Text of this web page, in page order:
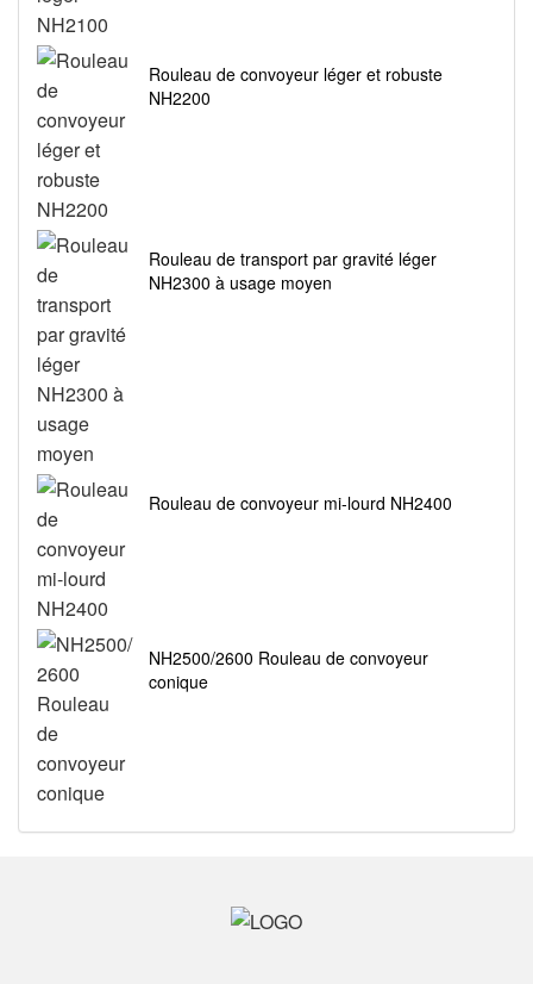
Rouleau de convoyeur léger et robuste
NH2200
Rouleau de transport par gravité léger
NH2300 à usage moyen
Rouleau de convoyeur mi-lourd NH2400
NH2500/2600 Rouleau de convoyeur
conique